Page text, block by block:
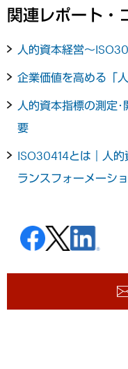
関連レポート・
人的資本経営～
企業価値を高める「
人的資本指標の測定
要
ISO30414とは｜人
ランスフォーメーシ